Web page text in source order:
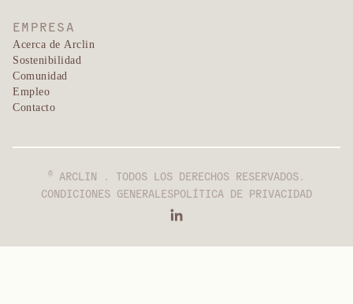
EMPRESA
Acerca de Arclin
Sostenibilidad
Comunidad
Empleo
Contacto
CONDICIONES GENERALESPOLÍTICA DE PRIVACIDAD
© ARCLIN . TODOS LOS DERECHOS RESERVADOS.